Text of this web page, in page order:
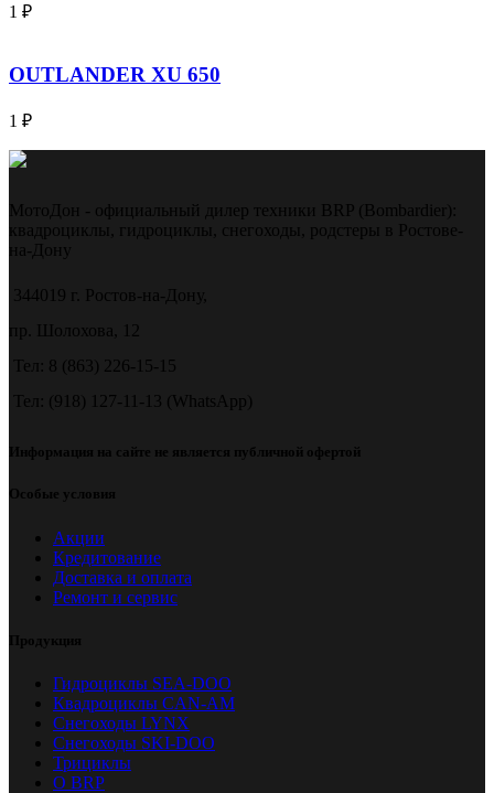
1 ₽
OUTLANDER XU 650
1 ₽
МотоДон - официальный дилер техники BRP (Bombardier):
квадроциклы, гидроциклы, снегоходы, родстеры в Ростове-
на-Дону
344019 г. Ростов-на-Дону,
пр. Шолохова, 12
Тел: 8 (863) 226-15-15
Тел: (918) 127-11-13 (WhatsApp)
Информация на сайте не является публичной офертой
Особые условия
Акции
Кредитование
Доставка и оплата
Ремонт и сервис
Продукция
Гидроциклы SEA-DOO
Квадроциклы CAN-AM
Снегоходы LYNX
Снегоходы SKI-DOO
Трициклы
О BRP